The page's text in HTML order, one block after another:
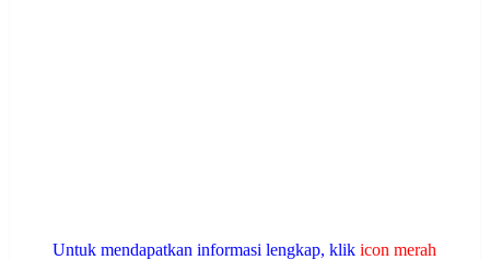
Untuk mendapatkan informasi lengkap, klikicon merah